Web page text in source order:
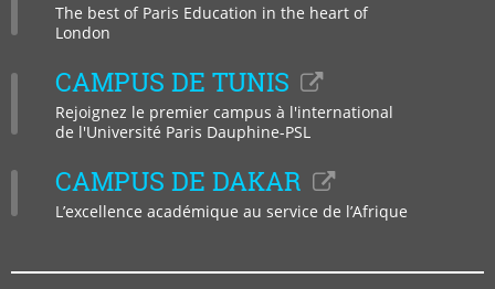
The best of Paris Education in the heart of
London
CAMPUS DE TUNIS
Rejoignez le premier campus à l'international
de l'Université Paris Dauphine-PSL
CAMPUS DE DAKAR
L’excellence académique au service de l’Afrique